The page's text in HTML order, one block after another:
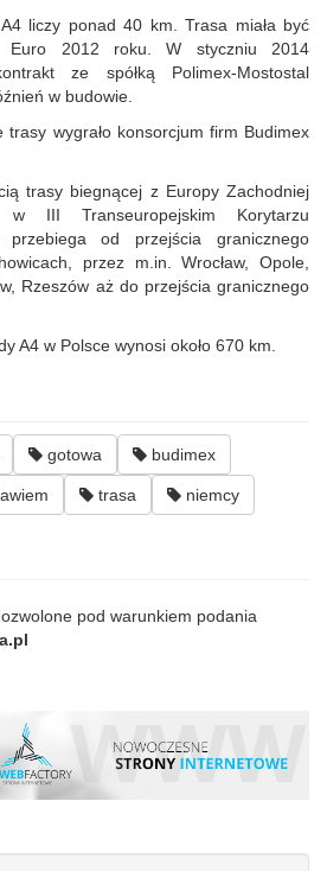
liczy ponad 40 km. Trasa miała być
Euro 2012 roku. W styczniu 2014
ze spółką Polimex-Mostostal
w budowie.
trasy wygrało konsorcjum firm Budimex
trasy biegnącej z Europy Zachodniej
III Transeuropejskim Korytarzu
przebiega od przejścia granicznego
przez m.in. Wrocław, Opole,
Rzeszów aż do przejścia granicznego
A4 w Polsce wynosi około 670 km.
gotowa budimex
trasa niemcy
pod warunkiem podania